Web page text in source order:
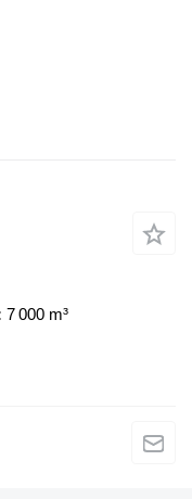
7 000 m³